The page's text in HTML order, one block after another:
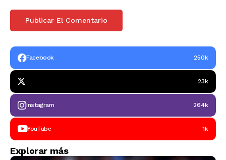
Facebook 250k
23k
Instagram 264k
YouTube 1k
Explorar más